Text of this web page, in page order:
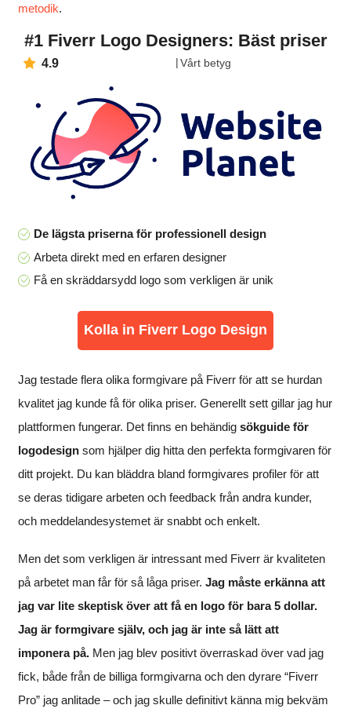
metodik.
#1 Fiverr Logo Designers: Bäst priser
4.9 Vårt betyg
De lägsta priserna för professionell design
Arbeta direkt med en erfaren designer
Få en skräddarsydd logo som verkligen är unik
Kolla in Fiverr Logo Design
Jag testade flera olika formgivare på Fiverr för att se hurdan
kvalitet jag kunde få för olika priser. Generellt sett gillar jag hur
plattformen fungerar. Det finns en behändig sökguide för
logodesign som hjälper dig hitta den perfekta formgivaren för
ditt projekt. Du kan bläddra bland formgivares profiler för att
se deras tidigare arbeten och feedback från andra kunder,
och meddelandesystemet är snabbt och enkelt.
Men det som verkligen är intressant med Fiverr är kvaliteten
på arbetet man får för så låga priser. Jag måste erkänna att
jag var lite skeptisk över att få en logo för bara 5 dollar.
Jag är formgivare själv, och jag är inte så lätt att
imponera på. Men jag blev positivt överraskad över vad jag
fick, både från de billiga formgivarna och den dyrare “Fiverr
Pro” jag anlitade – och jag skulle definitivt känna mig bekväm